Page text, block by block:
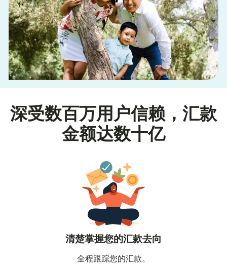
深受数百万用户信赖，汇款
金额达数十亿
清楚掌握您的汇款去向
全程跟踪您的汇款。